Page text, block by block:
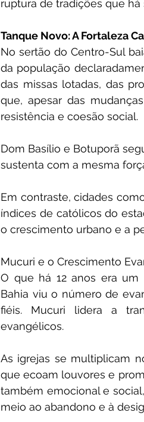
ruptura de tradições que
Tanque Novo: A Fortaleza
No sertão do Centro-Sul
da população
das missas lotadas, das
que, apesar das
resistência e coesão social.
Dom Basílio e Botuporã
sustenta com a mesma
Em contraste, cidades
índices de católicos do
o crescimento urbano e a
Mucuri e o Crescimento
O que há 12 anos era um
Bahia viu o número de
fiéis. Mucuri lidera a
evangélicos.
As igrejas se multiplicam
que ecoam louvores e
também emocional e
meio ao abandono e à